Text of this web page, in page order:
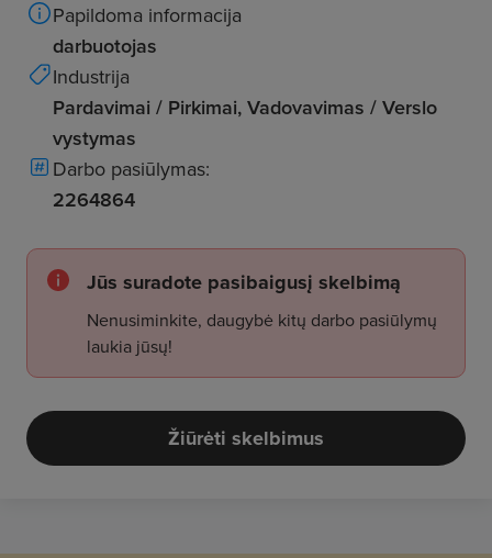
Papildoma informacija
darbuotojas
Industrija
Pardavimai / Pirkimai, Vadovavimas / Verslo
vystymas
Darbo pasiūlymas:
2264864
Jūs suradote pasibaigusį skelbimą
Nenusiminkite, daugybė kitų darbo pasiūlymų
laukia jūsų!
Žiūrėti skelbimus